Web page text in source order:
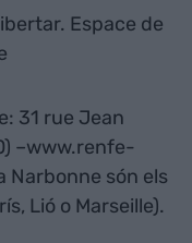
Espace de
31 rue Jean
–www.renfe-
Narbonne són els
Lió o Marseille).